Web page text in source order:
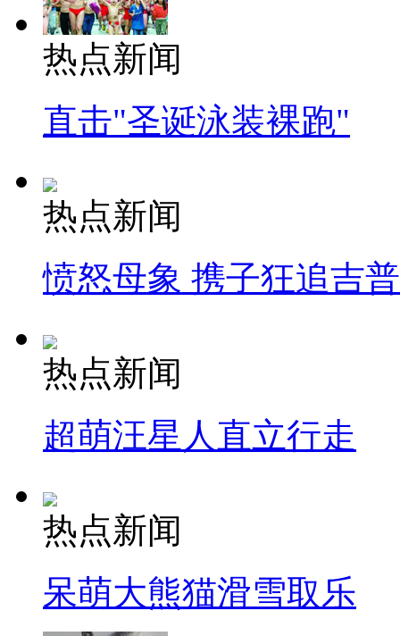
热点新闻
直击"圣诞泳装裸跑"
热点新闻
愤怒母象 携子狂追吉
热点新闻
超萌汪星人直立行走
热点新闻
呆萌大熊猫滑雪取乐